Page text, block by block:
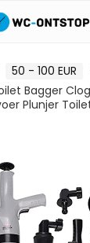
50 - 100 EUR
Bagger
Plunjer